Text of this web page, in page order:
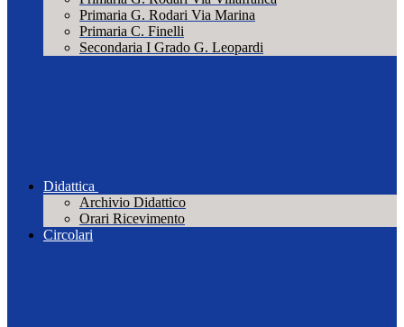
Primaria G. Rodari Via Marina
Primaria C. Finelli
Secondaria I Grado G. Leopardi
Didattica
Archivio Didattico
Orari Ricevimento
Circolari